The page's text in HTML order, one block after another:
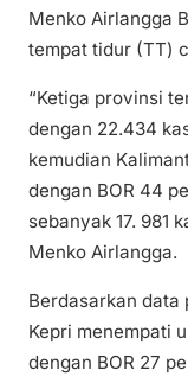
Menko Airlangga
tempat tidur (TT)
“Ketiga provinsi
dengan 22.434
kemudian
dengan BOR 44
sebanyak 17. 981
Menko Airlangga.
Berdasarkan data
Kepri menempati
dengan BOR 27